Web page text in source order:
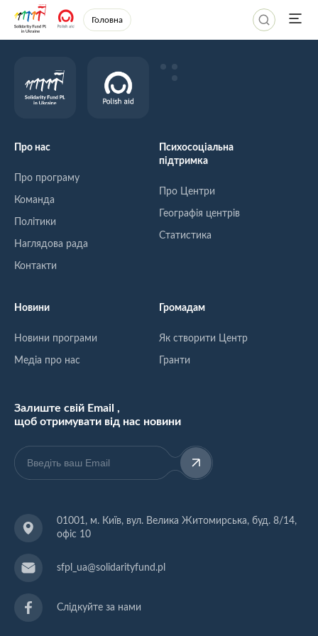
Головна
Залиште свій Email ,
щоб отримувати від нас новини
Про нас
Про програму
Команда
Політики
Наглядова рада
Контакти
Психосоціальна
підтримка
Про Центри
Географія центрів
Статистика
Новини
Новини програми
Медіа про нас
Громадам
Як створити Центр
Гранти
01001, м. Київ, вул. Велика Житомирська, буд. 8/14,
офіс 10
sfpl_ua@solidarityfund.pl
Слідкуйте за нами